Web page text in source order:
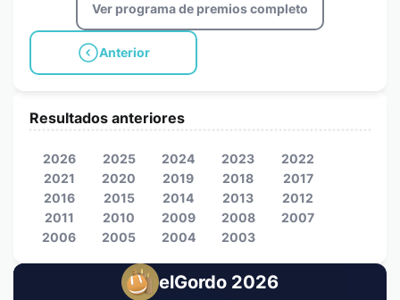
Ver programa de premios completo
Anterior
elGordo 2026
Resultados anteriores
2026 2025 2024 2023
2022
2021
2020 2019 2018
2017
2016
2015 2014 2013
2012
2011
2010 2009 2008
2007
2006
2005 2004 2003